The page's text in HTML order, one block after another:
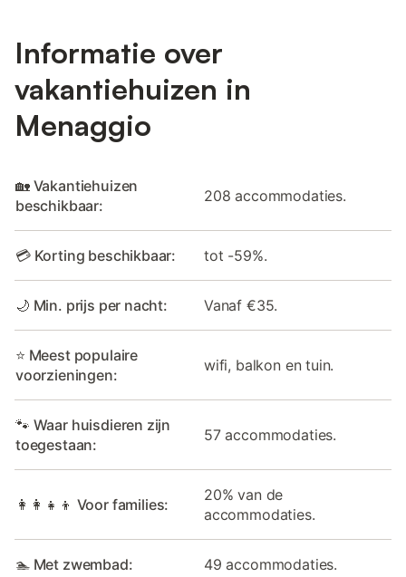
Informatie over
vakantiehuizen in
Menaggio
🏡 Vakantiehuizen
beschikbaar:
208 accommodaties.
💳 Korting beschikbaar: tot -59%.
🌙 Min. prijs per nacht: Vanaf €35.
⭐ Meest populaire
voorzieningen:
wifi, balkon en tuin.
🐾 Waar huisdieren zijn
toegestaan:
57 accommodaties.
👩‍👩‍👧‍👦 Voor families:
20% van de
accommodaties.
🏊 Met zwembad: 49 accommodaties.